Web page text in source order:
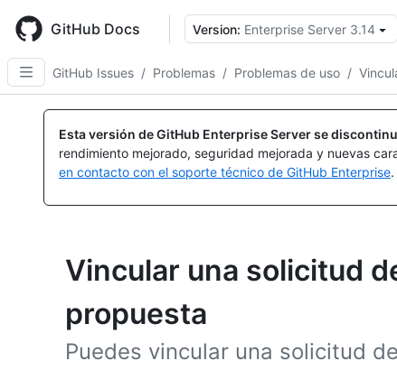
main
content
GitHub Docs Version: Enterprise Server 3.14
GitHub Issues / Problemas / Problemas de uso /
Esta versión de GitHub Enterprise Server se
rendimiento mejorado, seguridad mejorada y nuevas
en contacto con el soporte técnico de GitHub Enterprise.
Vincular una solicitud
propuesta
Puedes vincular una solicitud